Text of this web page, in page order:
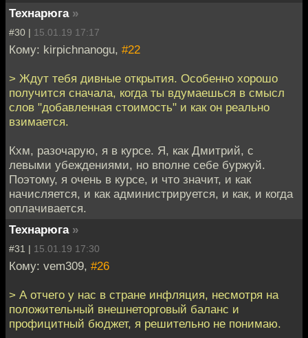
Технарюга »
#30 | 15.01.19 17:17
Кому: kirpichnanogu, #22
> Ждут тебя дивные открытия. Особенно хорошо
получится сначала, когда ты вдумаешься в смысл
слов "добавленная стоимость" и как он реально
взимается.
Кхм, разочарую, я в курсе. Я, как Дмитрий, с
левыми убеждениями, но вполне себе буржуй.
Поэтому, я очень в курсе, и что значит, и как
начисляется, и как администрируется, и как, и когда
оплачивается.
Технарюга »
#31 | 15.01.19 17:30
Кому: vem309, #26
> А отчего у нас в стране инфляция, несмотря на
положительный внешнеторговый баланс и
профицитный бюджет, я решительно не понимаю.